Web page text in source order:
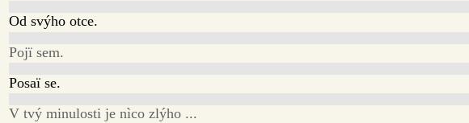
Od svýho otce.
Pojï sem.
Posaï se.
V tvý minulosti je nìco zlýho ...